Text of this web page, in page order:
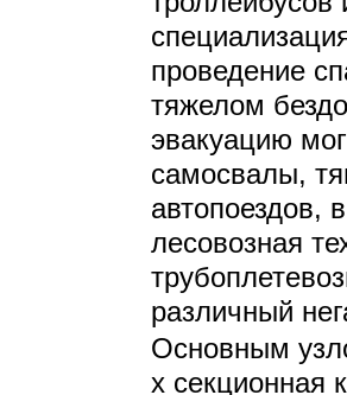
проведение
тяжелом
эвакуацию
самосвалы,
автопоездов,
лесовозная
различный
Основным
х секционная